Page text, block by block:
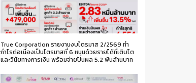
True Corporation รายงานงบไตรมาส 2/2569 ทำ
กำไรต่อเนื่องเป็นไตรมาสที่ 6 หนุนด้วยรายได้ที่เติบโต
และวินัยทางการเงิน พร้อมจ่ายปันผล 5.2 พันล้านบาท